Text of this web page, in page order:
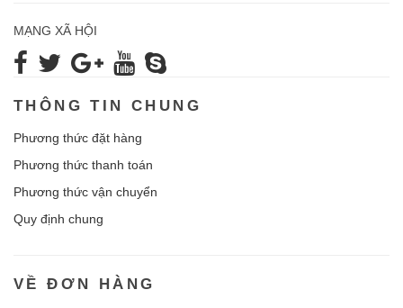
MẠNG XÃ HỘI
THÔNG TIN CHUNG
Phương thức đặt hàng
Phương thức thanh toán
Phương thức vận chuyển
Quy định chung
VỀ ĐƠN HÀNG